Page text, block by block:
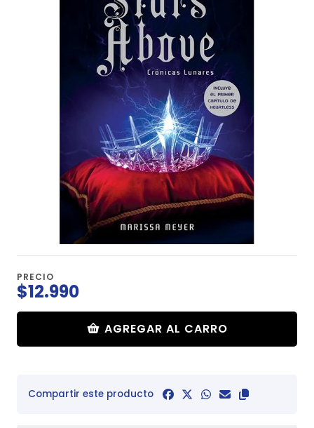
PRECIO
$12.990
AGREGAR AL CARRO
Compartir este producto